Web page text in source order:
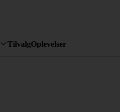
TilvalgOplevelser